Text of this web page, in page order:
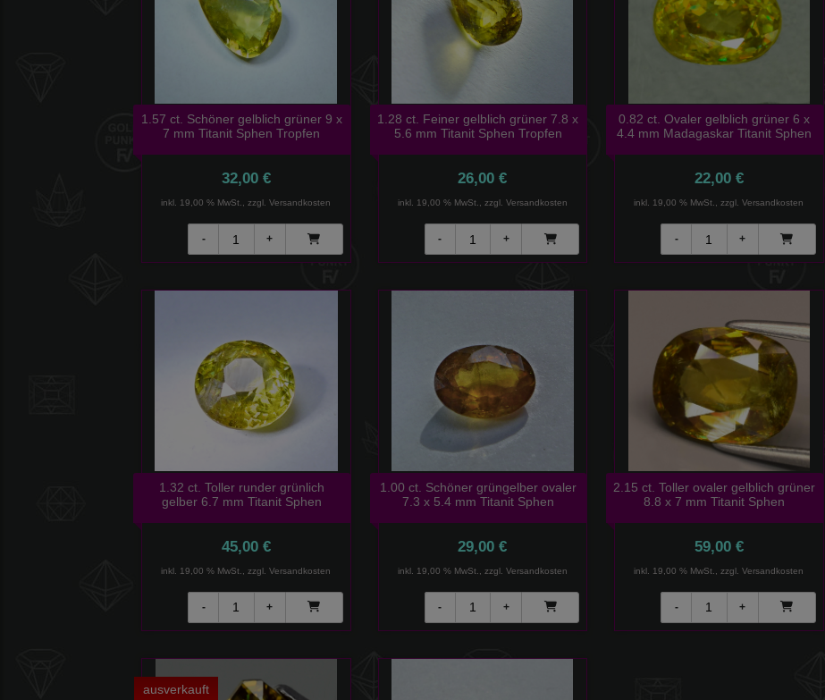
1.57 ct. Schöner gelblich grüner 9 x
7 mm Titanit Sphen Tropfen
32,00 €
inkl. 19,00 % MwSt., zzgl.Versandkosten
1.28 ct. Feiner gelblich grüner 7.8 x
5.6 mm Titanit Sphen Tropfen
26,00 €
inkl. 19,00 % MwSt., zzgl. Versandkosten
0.82 ct. Ovaler gelblich grüner 6 x
4.4 mm Madagaskar Titanit Sphen
22,00 €
inkl. 19,00 % MwSt., zzgl.Versandkosten
1.32 ct. Toller runder grünlich
gelber 6.7 mm Titanit Sphen
45,00 €
inkl. 19,00 % MwSt., zzgl.Versandkosten
1.00 ct. Schöner grüngelber ovaler
7.3 x 5.4 mm Titanit Sphen
29,00 €
inkl. 19,00 % MwSt., zzgl. Versandkosten
2.15 ct. Toller ovaler gelblich grüner
8.8 x 7 mm Titanit Sphen
59,00 €
inkl. 19,00 % MwSt., zzgl.Versandkosten
ausverkauft